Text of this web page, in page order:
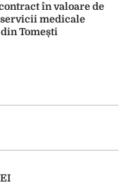
în valoare de
medicale
Tomești